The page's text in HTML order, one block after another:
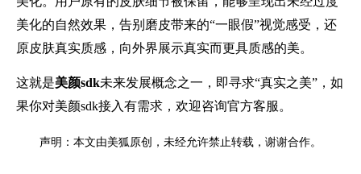
美化的自然效果，告别磨皮带来的“一眼假”视觉感受，还
原皮肤真实质感，向外界展示真实而更具质感的美。
这就是美颜sdk未来发展概念之一，即寻求“真实之美”，如
果你对美颜sdk接入有需求，欢迎咨询官方客服。
声明：本文由美狐原创，未经允许禁止转载，谢谢合作。